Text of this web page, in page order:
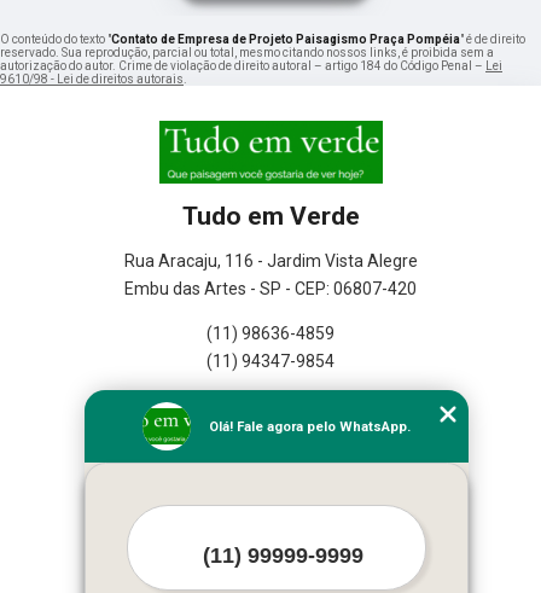
O conteúdo do texto "Contato de Empresa de Projeto Paisagismo Praça Pompéia" é de direito
reservado. Sua reprodução, parcial ou total, mesmo citando nossos links, é proibida sem a
autorização do autor. Crime de violação de direito autoral – artigo 184 do Código Penal –
Lei
9610/98 - Lei de direitos autorais
Tudo em Verde
Rua Aracaju, 116 - Jardim Vista Alegre
Embu das Artes - SP - CEP: 06807-420
(11) 98636-4859
(11) 94347-9854
Empresa
Missão
Mapa do site
Mais Serviços
Olá! Fale agora pelo WhatsApp.